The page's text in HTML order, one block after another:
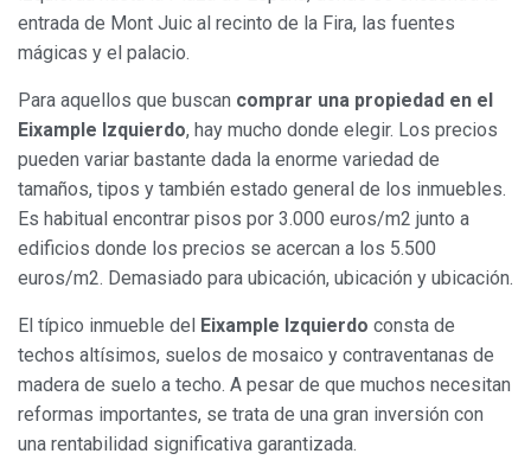
entrada de Mont Juic al recinto de la Fira, las fuentes
mágicas y el palacio.
Para aquellos que buscan comprar una propiedad en el
Eixample Izquierdo, hay mucho donde elegir. Los precios
pueden variar bastante dada la enorme variedad de
tamaños, tipos y también estado general de los inmuebles.
Es habitual encontrar pisos por 3.000 euros/m2 junto a
edificios donde los precios se acercan a los 5.500
euros/m2. Demasiado para ubicación, ubicación y ubicación.
El típico inmueble del Eixample Izquierdo consta de
techos altísimos, suelos de mosaico y contraventanas de
madera de suelo a techo. A pesar de que muchos necesitan
reformas importantes, se trata de una gran inversión con
una rentabilidad significativa garantizada.